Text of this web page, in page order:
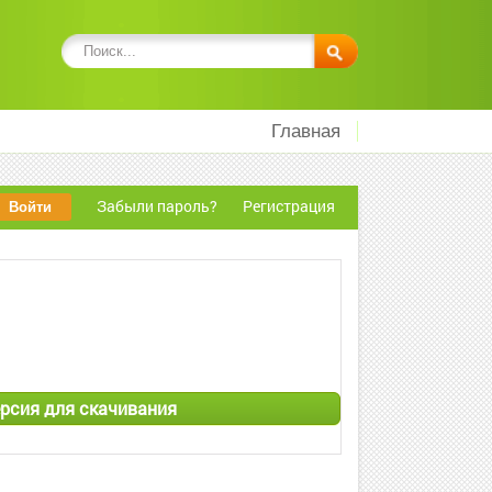
Главная
Забыли пароль? Регистрация
для скачивания